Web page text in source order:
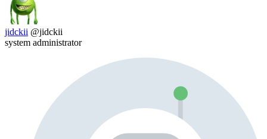
jidckii @jidckii
system administrator